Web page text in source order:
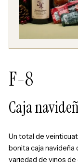
F-8
Caja
Un total de
bonita caja navideña
variedad de vinos